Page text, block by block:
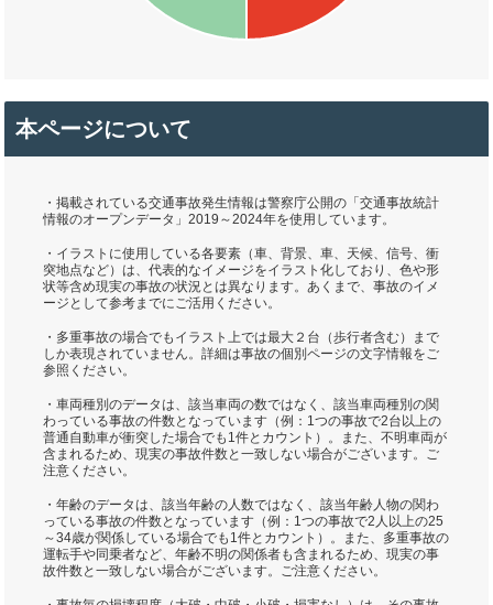
本ページについて
・掲載されている交通事故発生情報は警察庁公開の「交通事故統計
情報のオープンデータ」2019～2024年を使用しています。
・イラストに使用している各要素（車、背景、車、天候、信号、衝
突地点など）は、代表的なイメージをイラスト化しており、色や形
状等含め現実の事故の状況とは異なります。あくまで、事故のイメ
ージとして参考までにご活用ください。
・多重事故の場合でもイラスト上では最大２台（歩行者含む）まで
しか表現されていません。詳細は事故の個別ページの文字情報をご
参照ください。
・車両種別のデータは、該当車両の数ではなく、該当車両種別の関
わっている事故の件数となっています（例：1つの事故で2台以上の
普通自動車が衝突した場合でも1件とカウント）。また、不明車両が
含まれるため、現実の事故件数と一致しない場合がございます。ご
注意ください。
・年齢のデータは、該当年齢の人数ではなく、該当年齢人物の関わ
っている事故の件数となっています（例：1つの事故で2人以上の25
～34歳が関係している場合でも1件とカウント）。また、多重事故の
運転手や同乗者など、年齢不明の関係者も含まれるため、現実の事
故件数と一致しない場合がございます。ご注意ください。